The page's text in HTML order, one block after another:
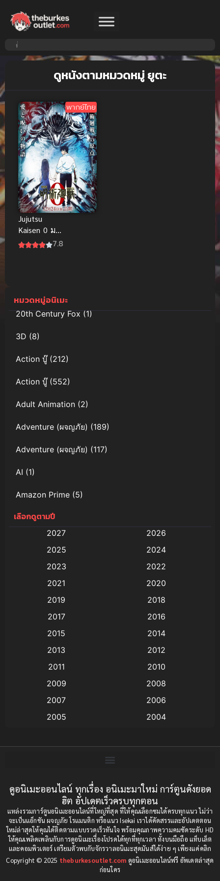
ดูหนังตามหมวดหมู่ ยูตะ
พากย์ไทย
Jujutsu
Kaisen 0 มหา
เวทย์ผนึกมาร
7.8
หมวดหมู่อนิเมะ
20th Century Fox(1)
3D (8)
Action บู๊(212)
Action บู๊(552)
Adult Animation (2)
Adventure (ผจญภัย) (189)
Adventure (ผจญภัย) (117)
AI (1)
Amazon Prime (5)
Anal (ประตูหลัง)
Animation การ์ตูน
Animation อนิเมะ
Animation แอนิเมชัน
(9)
Big tits (นมใหญ่)
Bitch (ผู้หญิงร่าน)
Bondage (ทาส)(1)
boys love(1)
Censored (เซ็นเซอร์) (19)
Comedy (ตลก) (85)
เลือกดูตามปี
2027
2026
2025
2024
2023
2022
2021
2020
2019
2018
2017
2016
2015
2014
2013
2012
2011
2010
2009
2008
2007
2006
2005
2004
1997
1996
1993
1992
1991
1990
1989
1988
1987
1985
ดูอนิเมะออนไลน์ ทุกเรื่อง อนิเมะมาใหม่ การ์ตูนดังยอด
ฮิต อัปเดตเร็วครบทุกตอน
แหล่งรวมการ์ตูนอนิเมะออนไลน์ที่ใหญ่ที่สุด ที่ให้คุณเลือกชมได้ครบทุกแนว ไม่ว่า
จะเป็นแอ็กชัน ผจญภัย โรแมนติก หรือแนว Isekai เราได้คัดสรรและอัปเดตตอน
ใหม่ล่าสุดให้คุณได้ติดตามแบบรวดเร็วทันใจ พร้อมคุณภาพความคมชัดระดับ HD
ให้คุณเพลิดเพลินกับการดูอนิเมะเรื่องโปรดได้ทุกที่ทุกเวลา ทั้งบนมือถือ แท็บเล็ต
และคอมพิวเตอร์ เตรียมตัวพบกับจักรวาลอนิเมะสุดมันส์ได้ง่าย ๆ เพียงแค่คลิก
Copyright © 2025 theburkesoutlet.com ดูอนิเมะออนไลน์ฟรี อัพเดตล่าสุด
ก่อนใคร